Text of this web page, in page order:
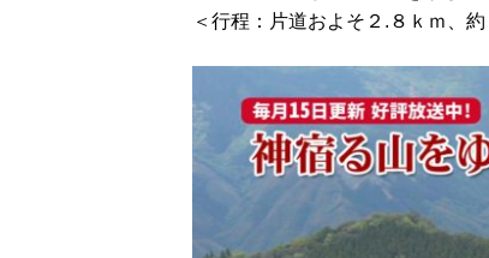
＜行程：片道およそ２.８ｋｍ、